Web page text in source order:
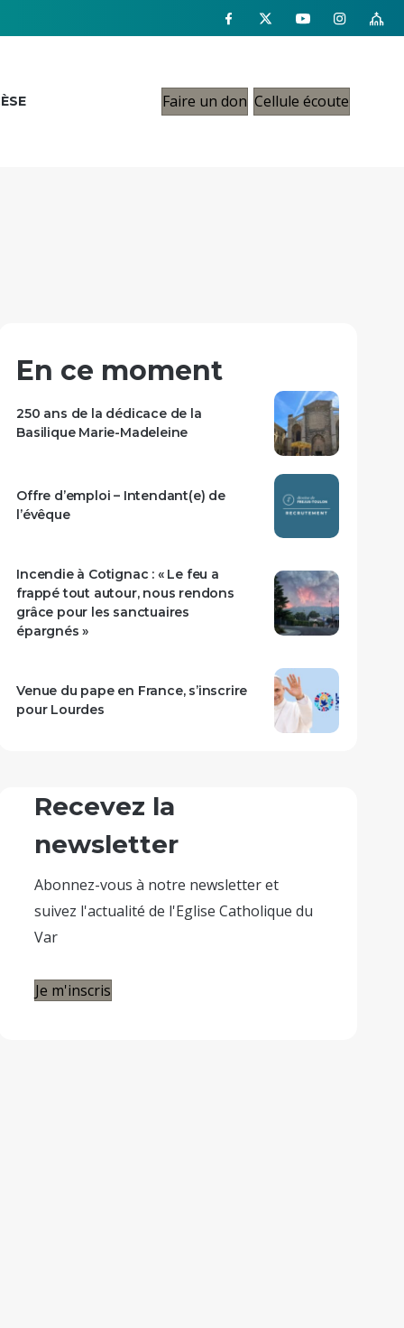
Faire un don Cellule écoute
En ce moment
250 ans de la dédicace de la
Basilique Marie-Madeleine
Offre d’emploi – Intendant(e) de
l’évêque
Incendie à Cotignac : « Le feu a
frappé tout autour, nous rendons
grâce pour les sanctuaires
épargnés »
Venue du pape en France, s’inscrire
pour Lourdes
Recevez la
newsletter
Abonnez-vous à notre newsletter et
suivez l'actualité de l'Eglise Catholique du
Var
Je m'inscris